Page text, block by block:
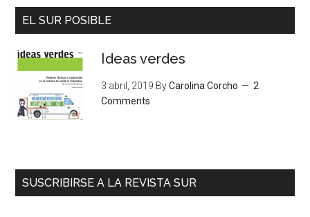
EL SUR POSIBLE
Ideas verdes
3 abril, 2019 ByCarolina Corcho
2
Comments
SUSCRIBIRSE A LA REVISTA SUR